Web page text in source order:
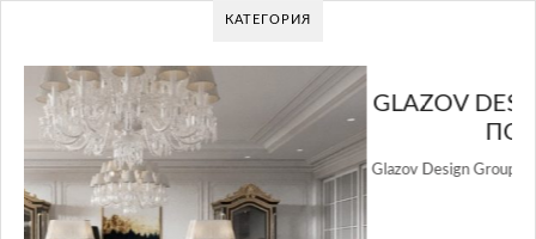
КАТЕГОРИЯ
GLAZOV DESIGN GROUP – УНИКАЛЬНЫЙ
ПОДХОД К ДИЗАЙНУ
Glazov Design Group- это одна из лучших студий дизайна интерьера
в Росси…